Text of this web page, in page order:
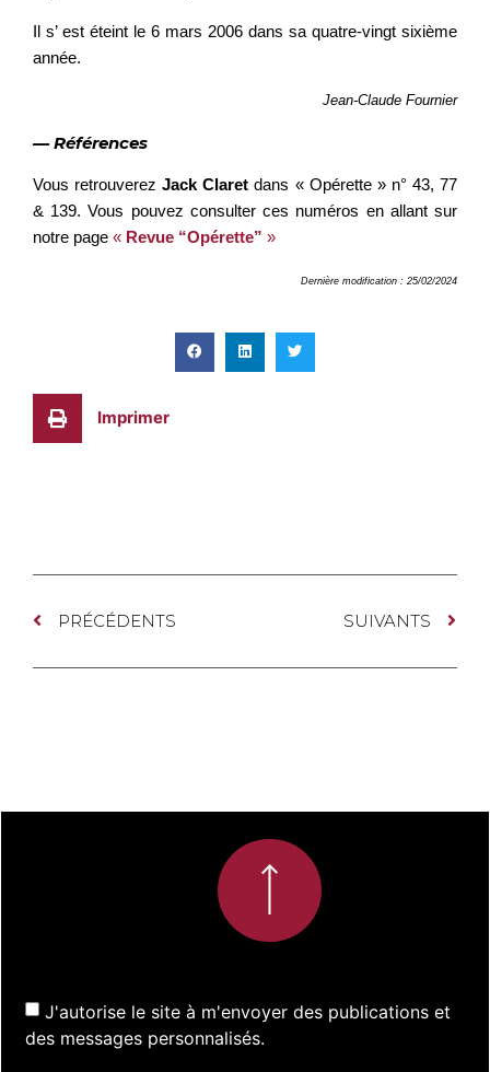
Il s’ est éteint le 6 mars 2006 dans sa quatre-vingt sixième
année.
Jean-Claude Fournier
— Références
Vous retrouverez Jack Claretdans « Opérette » n° 43, 77
& 139. Vous pouvez consulter ces numéros en allant sur
notre page « Revue “Opérette” »
Dernière modification : 25/02/2024
Imprimer
PRÉCÉDENTS SUIVANTS
J'autorise le site à m'envoyer des publications et
des messages personnalisés.